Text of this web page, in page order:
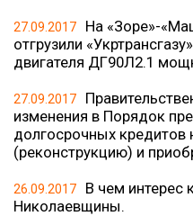
27.09.2017
На «Зоре»-
отгрузили
двигателя ДГ90Л2.1
27.09.2017
изменения в Порядок
долгосрочных кредитов
(реконструкцию) и
26.09.2017
В чем интерес
Николаевщины.